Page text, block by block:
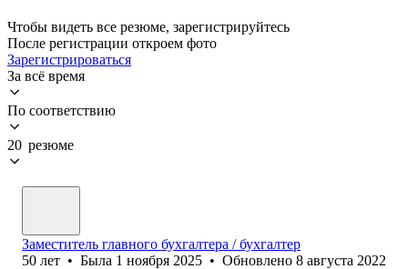
Чтобы видеть все резюме, зарегистрируйтесь
После регистрации откроем фото
Зарегистрироваться
За всё время
По соответствию
20 резюме
Заместитель главного бухгалтера / бухгалтер
50 лет • Была 1 ноября 2025 • Обновлено 8 августа 2022